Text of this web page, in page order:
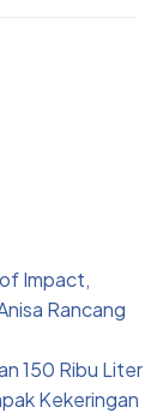
Impact,
Rancang
150 Ribu Liter
Kekeringan